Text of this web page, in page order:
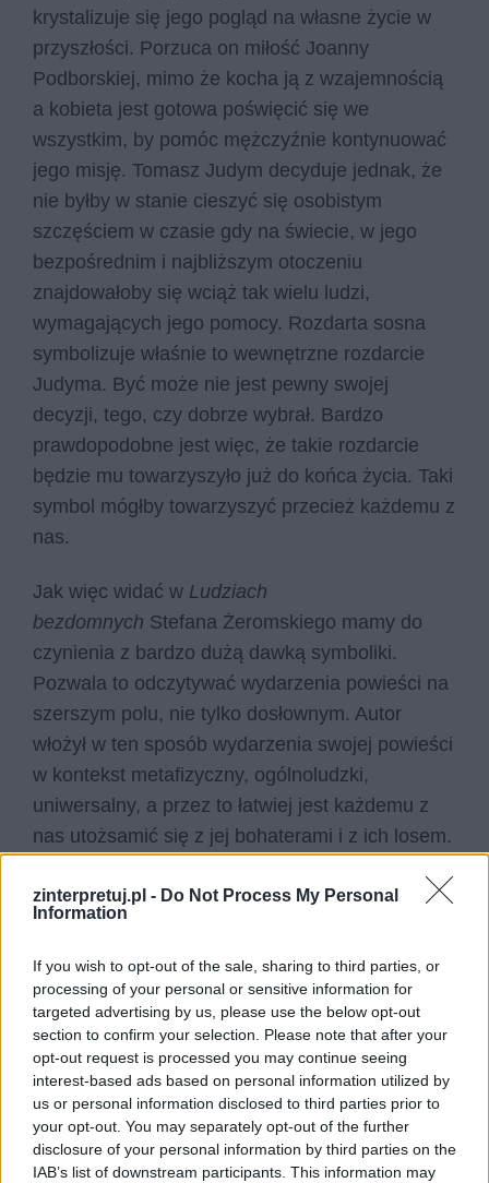
zinterpretuj.pl - Do Not Process My Personal
Information
If you wish to opt-out of the sale, sharing to third parties, or
processing of your personal or sensitive information for
targeted advertising by us, please use the below opt-out
section to confirm your selection. Please note that after your
opt-out request is processed you may continue seeing
interest-based ads based on personal information utilized by
us or personal information disclosed to third parties prior to
your opt-out. You may separately opt-out of the further
disclosure of your personal information by third parties on the
IAB’s list of downstream participants. This information may
krystalizuje się jego pogląd na własne życie w
przyszłości. Porzuca on miłość Joanny
Podborskiej, mimo że kocha ją z wzajemnością
a kobieta jest gotowa poświęcić się we
wszystkim, by pomóc mężczyźnie kontynuować
jego misję. Tomasz Judym decyduje jednak, że
nie byłby w stanie cieszyć się osobistym
szczęściem w czasie gdy na świecie, w jego
bezpośrednim i najbliższym otoczeniu
znajdowałoby się wciąż tak wielu ludzi,
wymagających jego pomocy. Rozdarta sosna
symbolizuje właśnie to wewnętrzne rozdarcie
Judyma. Być może nie jest pewny swojej
decyzji, tego, czy dobrze wybrał. Bardzo
prawdopodobne jest więc, że takie rozdarcie
będzie mu towarzyszyło już do końca życia. Taki
symbol mógłby towarzyszyć przecież każdemu z
nas.
Jak więc widać w Ludziach
bezdomnych Stefana Żeromskiego mamy do
czynienia z bardzo dużą dawką symboliki.
Pozwala to odczytywać wydarzenia powieści na
szerszym polu, nie tylko dosłownym. Autor
włożył w ten sposób wydarzenia swojej powieści
w kontekst metafizyczny, ogólnoludzki,
uniwersalny, a przez to łatwiej jest każdemu z
nas utożsamić się z jej bohaterami i z ich losem.
jedną z najbardziej popularnych i najbardziej
pochodzących z powieściopisarstwa
młodopolskiego.